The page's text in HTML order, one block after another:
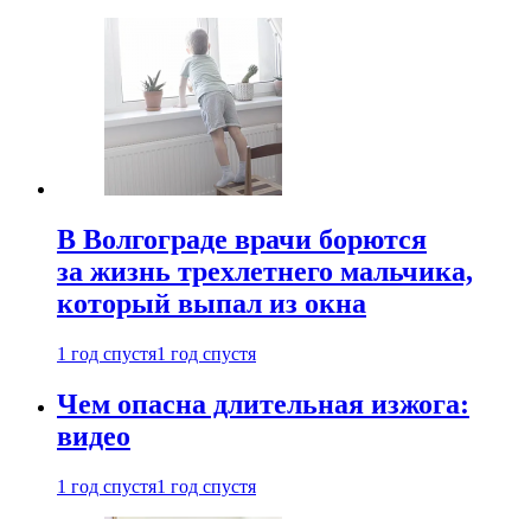
В Волгограде врачи борются
за жизнь трехлетнего мальчика,
который выпал из окна
1 год спустя1 год спустя
Чем опасна длительная изжога:
видео
1 год спустя1 год спустя